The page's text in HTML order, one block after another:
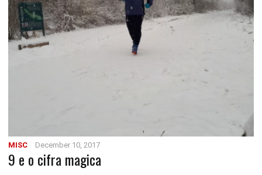
MISC December 10, 2017
9 e o cifra magica